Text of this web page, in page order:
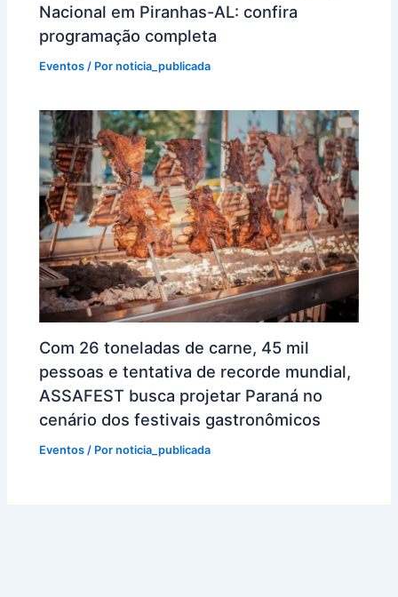
Nacional em Piranhas-AL: confira
programação completa
Eventos / Pornoticia_publicada
Com 26 toneladas de carne, 45 mil
pessoas e tentativa de recorde mundial,
ASSAFEST busca projetar Paraná no
cenário dos festivais gastronômicos
Eventos / Pornoticia_publicada